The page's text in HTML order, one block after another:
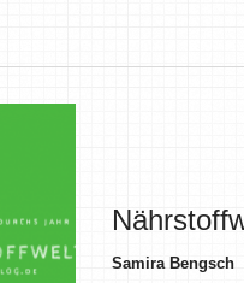
Samira Bengsch